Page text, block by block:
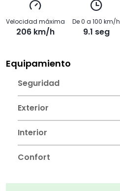
Velocidad máxima
206 km/h
De 0 a 100 km/h
9.1 seg
Equipamiento
Seguridad
Exterior
Interior
Confort